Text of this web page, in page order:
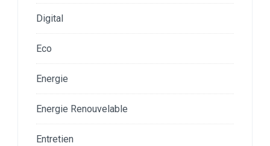
Digital
Eco
Energie
Energie Renouvelable
Entretien